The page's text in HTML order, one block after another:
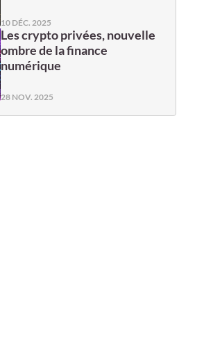
10 DÉC. 2025
Les crypto privées, nouvelle
ombre de la finance
numérique
28 NOV. 2025